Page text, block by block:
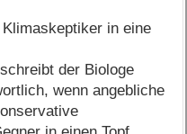
in eine
der Biologe
wenn angebliche